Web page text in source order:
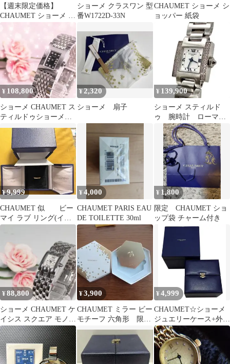
【週末限定価格】
CHAUMET ショーメ ケ
イシス 12P ダイヤイン
デックス
ショーメ クラスワン 型
番W1722D-33N
CHAUMET ショーメ シ
ョッパー 紙袋
¥ 108,800
ショーメ CHAUMET ス
ティルドゥショーメ
12Pダイヤ 腕時計 H878
¥2,320
ショーメ 扇子
¥ 139,900
ショーメ スティルド
ゥ 腕時計 ローマ
ン ダイヤベゼル ス
クエア レディース
¥9,999
CHAUMET 似 ビー
マイ ラブ リング(イミ
テーション)11号
¥4,000
CHAUMET PARIS EAU
DE TOILETTE 30ml
¥ 1,800
限定 CHAUMET ショ
ップ袋 チャーム付き
¥88,800
ショーメ CHAUMET ケ
イシス スクエア モノグ
ラム文字盤 腕時計
H773
¥3,900
CHAUMET ミラー ビー
モチーフ 六角形 限定
品
¥ 4,999
CHAUMET☆ショーメ
ジュエリーケース+外箱
セット